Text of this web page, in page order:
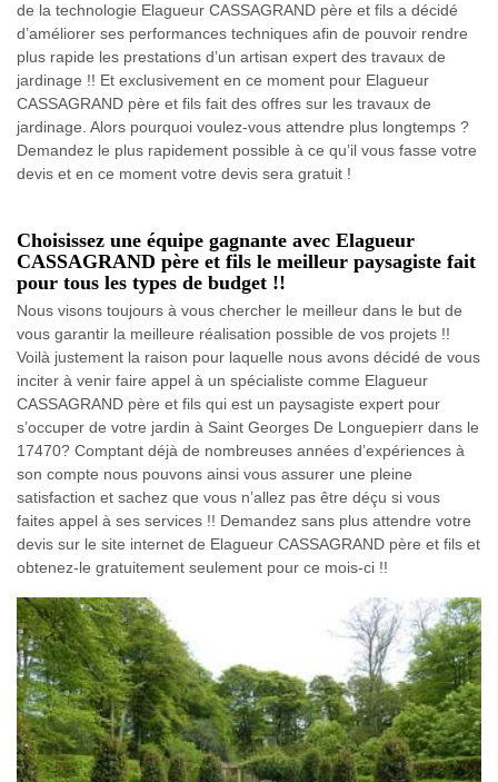
de la technologie Elagueur CASSAGRAND père et fils a décidé
d’améliorer ses performances techniques afin de pouvoir rendre
plus rapide les prestations d’un artisan expert des travaux de
jardinage !! Et exclusivement en ce moment pour Elagueur
CASSAGRAND père et fils fait des offres sur les travaux de
jardinage. Alors pourquoi voulez-vous attendre plus longtemps ?
Demandez le plus rapidement possible à ce qu’il vous fasse votre
devis et en ce moment votre devis sera gratuit !
Choisissez une équipe gagnante avec Elagueur
CASSAGRAND père et fils le meilleur paysagiste fait
pour tous les types de budget !!
Nous visons toujours à vous chercher le meilleur dans le but de
vous garantir la meilleure réalisation possible de vos projets !!
Voilà justement la raison pour laquelle nous avons décidé de vous
inciter à venir faire appel à un spécialiste comme Elagueur
CASSAGRAND père et fils qui est un paysagiste expert pour
s’occuper de votre jardin à Saint Georges De Longuepierr dans le
17470? Comptant déjà de nombreuses années d’expériences à
son compte nous pouvons ainsi vous assurer une pleine
satisfaction et sachez que vous n’allez pas être déçu si vous
faites appel à ses services !! Demandez sans plus attendre votre
devis sur le site internet de Elagueur CASSAGRAND père et fils et
obtenez-le gratuitement seulement pour ce mois-ci !!